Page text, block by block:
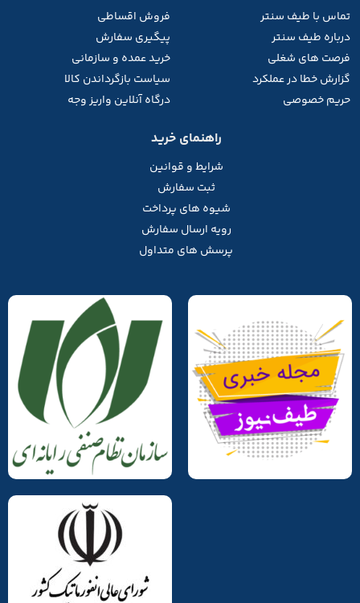
تماس با طیف سنتر
درباره طیف سنتر
فرصت های شغلی
گزارش خطا در عملکرد
حریم خصوصی
فروش اقساطی
پیگیری سفارش
خرید عمده و سازمانی
سیاست بازگرداندن کالا
درگاه آنلاین واریز وجه
راهنمای خرید
شرایط و قوانین
ثبت سفارش
شیوه های پرداخت
رویه ارسال سفارش
پرسش های متداول